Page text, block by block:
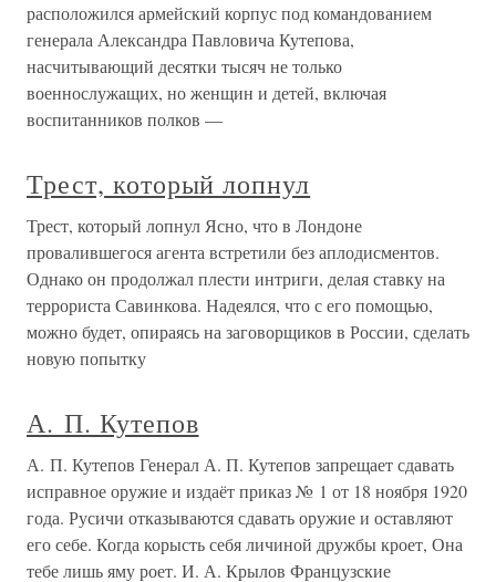
расположился армейский корпус под командованием
генерала Александра Павловича Кутепова,
насчитывающий десятки тысяч не только
военнослужащих, но женщин и детей, включая
воспитанников полков —
Трест, который лопнул
Трест, который лопнул Ясно, что в Лондоне
провалившегося агента встретили без аплодисментов.
Однако он продолжал плести интриги, делая ставку на
террориста Савинкова. Надеялся, что с его помощью,
можно будет, опираясь на заговорщиков в России, сделать
новую попытку
А. П. Кутепов
А. П. Кутепов Генерал А. П. Кутепов запрещает сдавать
исправное оружие и издаёт приказ № 1 от 18 ноября 1920
года. Русичи отказываются сдавать оружие и оставляют
его себе. Когда корысть себя личиной дружбы кроет, Она
тебе лишь яму роет. И. А. Крылов Французские